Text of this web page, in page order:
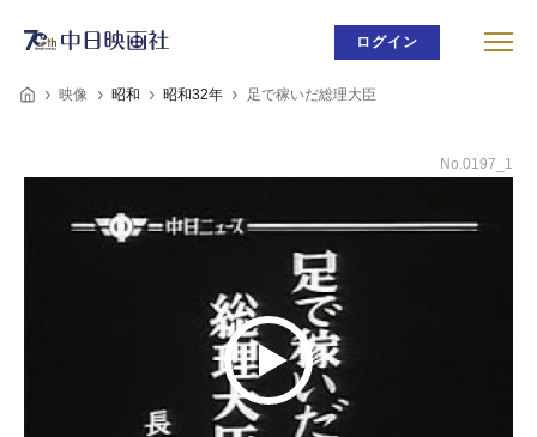
ログイン
映像 昭和 昭和32年 足で稼いだ総理大臣
No.0197_1